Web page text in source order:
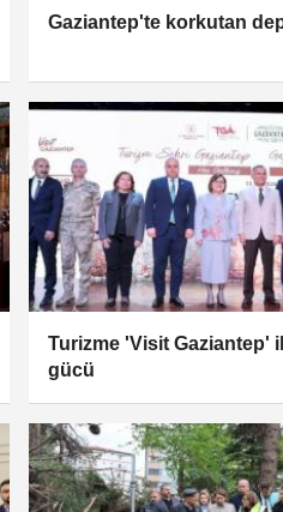
Gaziantep'te korkutan
Turizme 'Visit Gaziantep'
gücü